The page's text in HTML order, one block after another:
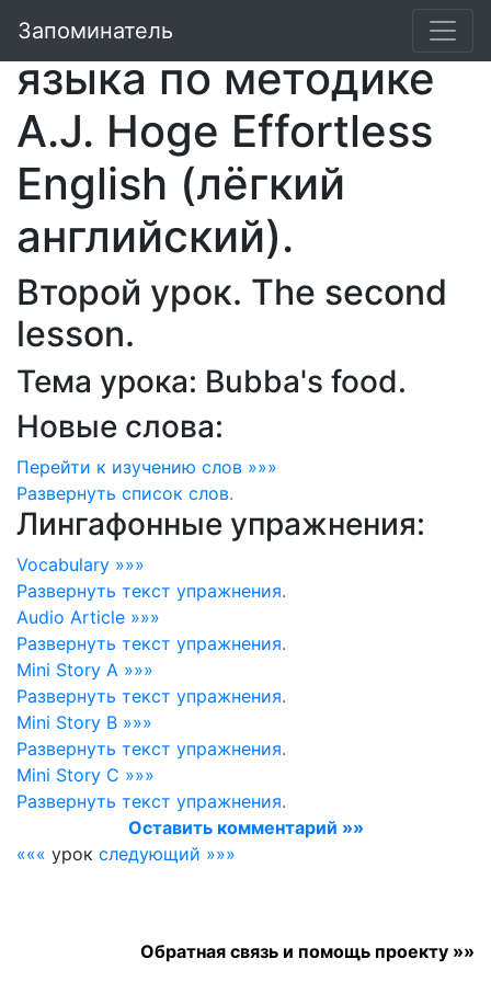
Запоминатель
Курс английского
языка по методике
A.J. Hoge Effortless
English (лёгкий
английский).
Второй урок. The second
lesson.
Тема урока: Bubba's food.
Новые слова:
Перейти к изучению слов »»»
Развернуть список слов.
Лингафонные упражнения:
Vocabulary »»»
Развернуть текст упражнения.
Audio Article »»»
Развернуть текст упражнения.
Mini Story A »»»
Развернуть текст упражнения.
Mini Story B »»»
Развернуть текст упражнения.
Mini Story C »»»
Развернуть текст упражнения.
Оставить комментарий »»
««« урок следующий »»»
Обратная связь и помощь проекту »»